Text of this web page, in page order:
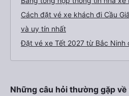
Cách đặt vé xe khách đi Cầu
và uy tín nhất
Đặt vé xe Tết 2027 từ Bắc Ninh
Những câu hỏi thường gặp